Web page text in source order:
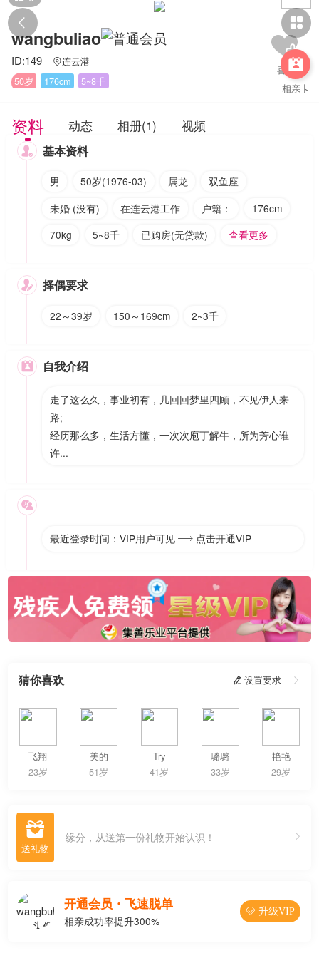
 

相亲卡
wangbuliao
ID:149 连云港
50岁
176cm 5~8千
资料 动态 相册(1) 视频
 基本资料
男 50岁(1976-03) 属龙
双鱼座
未婚 (没有)
在连云港工作 户籍：
176cm
70kg
5~8千 已购房(无贷款) 查看更多
 择偶要求
22～39岁 150～169cm 2~3千
 自我介绍
走了这么久，事业初有，几回回梦里四顾，不见伊人来
路;
经历那么多，生活方懂，一次次庖丁解牛，所为芳心谁
许...

最近登录时间：VIP用户可见  点击开通VIP
猜你喜欢  设置要求 
飞翔
23岁
美的
51岁
Try
41岁
璐璐
33岁
艳艳
29岁
 缘分，从送第一份礼物开始认识！
开通会员・飞速脱单
相亲成功率提升300%
 升级VIP